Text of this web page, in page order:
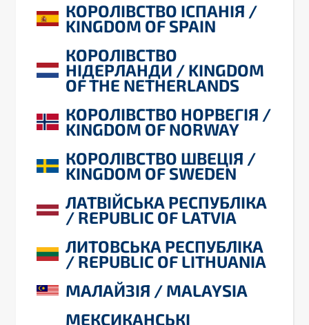
КОРОЛІВСТВО ІСПАНІЯ /
KINGDOM OF SPAIN
КОРОЛІВСТВО
НІДЕРЛАНДИ / KINGDOM
OF THE NETHERLANDS
КОРОЛІВСТВО НОРВЕГІЯ /
KINGDOM OF NORWAY
КОРОЛІВСТВО ШВЕЦІЯ /
KINGDOM OF SWEDEN
ЛАТВІЙСЬКА РЕСПУБЛІКА
/ REPUBLIC OF LATVIA
ЛИТОВСЬКА РЕСПУБЛІКА
/ REPUBLIC OF LITHUANIA
МАЛАЙЗІЯ / MALAYSIA
МЕКСИКАНСЬКІ